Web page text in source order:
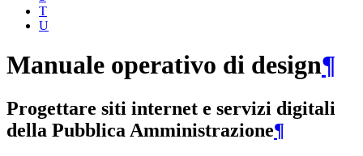
T
U
Manuale operativo di design¶
Progettare siti internet e servizi digitali
della Pubblica Amministrazione¶